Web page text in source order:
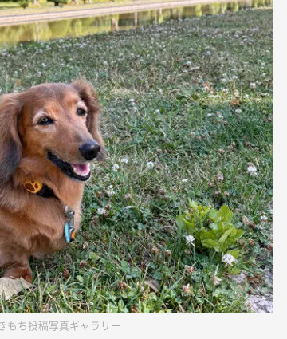
もち投稿写真ギャラリー